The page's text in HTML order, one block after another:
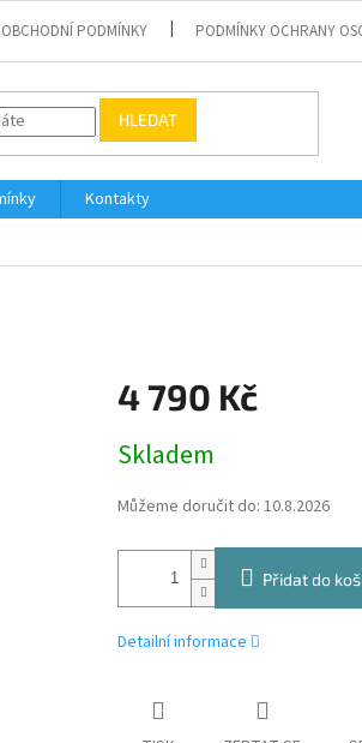
OBCHODNÍ PODMÍNKY PODMÍNKY OCHRANY
HLEDAT
Kontakty
4 790 Kč
cena:
Skladem
Můžeme doručit do: 10.8.2026
Přidat do
Detailní informace